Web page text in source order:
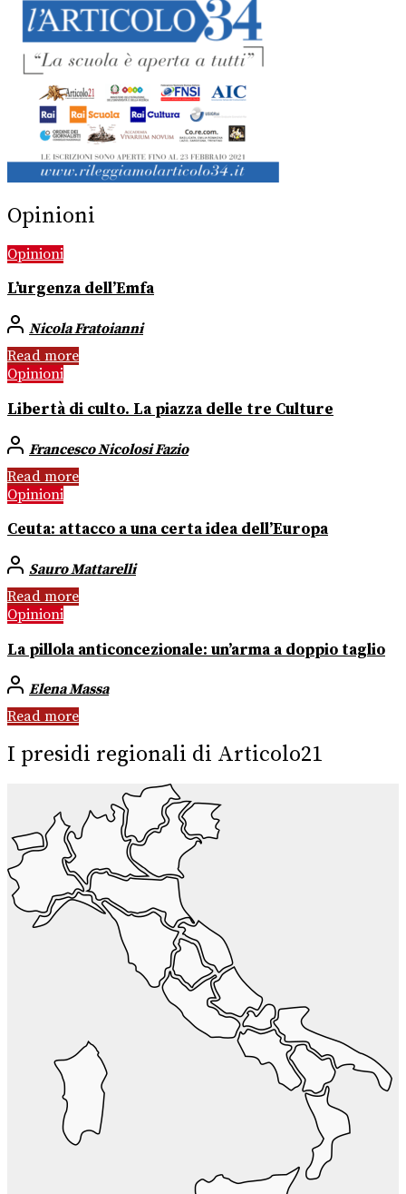
Opinioni
Opinioni
L’urgenza dell’Emfa
Nicola Fratoianni
Read more
Opinioni
Libertà di culto. La piazza delle tre Culture
Francesco Nicolosi Fazio
Read more
Opinioni
Ceuta: attacco a una certa idea dell’Europa
Sauro Mattarelli
Read more
Opinioni
La pillola anticoncezionale: un’arma a doppio taglio
Elena Massa
Read more
I presidi regionali di Articolo21